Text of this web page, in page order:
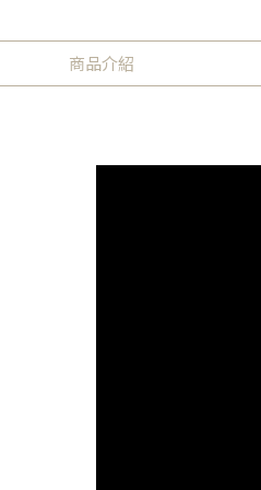
商品介紹